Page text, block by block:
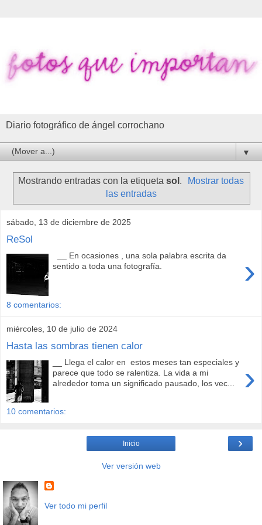
Diario fotográfico de ángel corrochano
▼
Mostrando entradas con la etiqueta sol .
Mostrar todas
las entradas
sábado, 13 de diciembre de 2025
ReSol
›
__ En ocasiones , una sola palabra escrita da
sentido a toda una fotografía.
8 comentarios:
miércoles, 10 de julio de 2024
Hasta las sombras tienen calor
›
__ Llega el calor en estos meses tan especiales y
parece que todo se ralentiza. La vida a mi
alrededor toma un significado pausado, los vec...
10 comentarios:
›
Inicio
Ver versión web
Ver todo mi perfil